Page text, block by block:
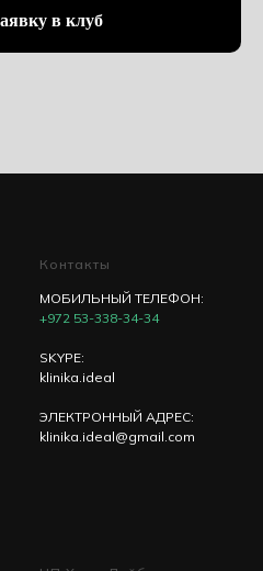
в клуб
Контакты
МОБИЛЬНЫЙ ТЕЛЕФОН:
+972 53-338-34-34
SKYPE:
klinika.ideal
ЭЛЕКТРОННЫЙ АДРЕС:
klinika.ideal@gmail.com